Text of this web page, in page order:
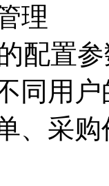
理
配置
同用
、采